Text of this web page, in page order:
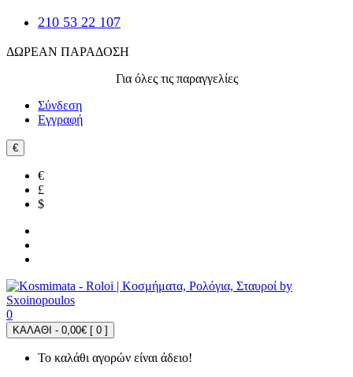
210 53 22 107
ΔΩΡΕΑΝ ΠΑΡΑΔΟΣΗ
Για όλες τις παραγγελίες
Σύνδεση
Εγγραφή
€
€
£
$
0
ΚΑΛΑΘΙ - 0,00€ [ 0 ]
Το καλάθι αγορών είναι άδειο!